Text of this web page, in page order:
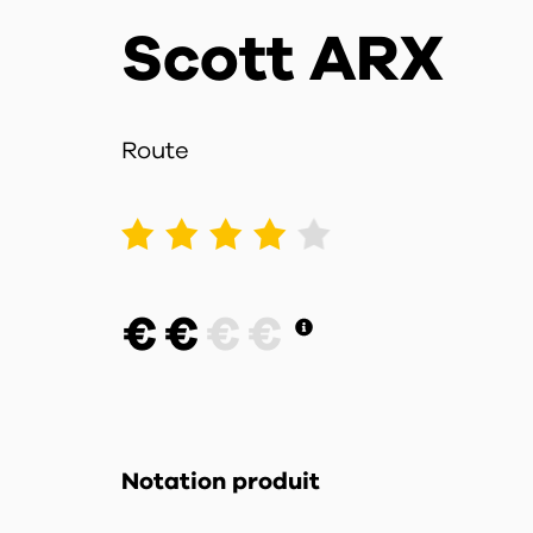
Scott ARX
Route
2 3 4 5
€ € € €
Notation produit